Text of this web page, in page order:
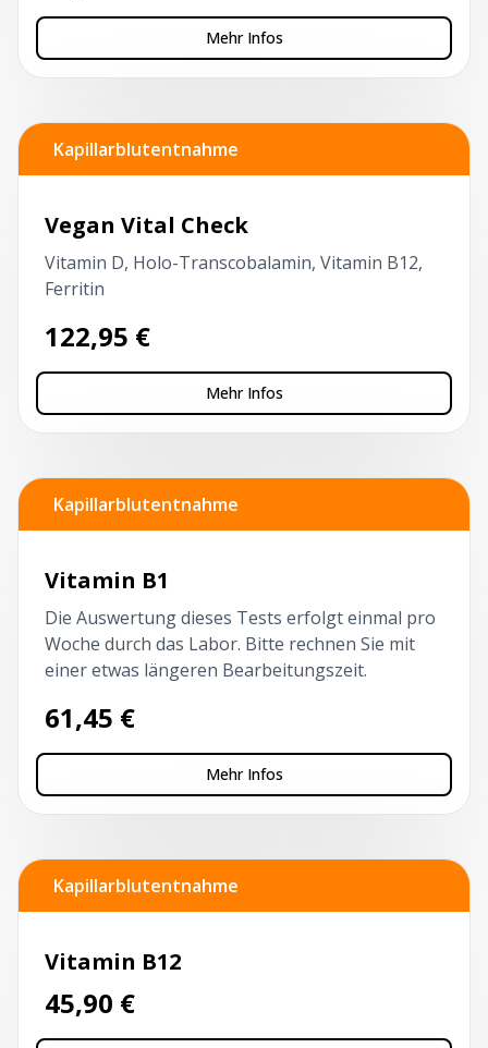
Mehr Infos
Kapillarblutentnahme
Vegan Vital Check
Vitamin D, Holo-Transcobalamin, Vitamin B12,
Ferritin
122,95 €
Mehr Infos
Kapillarblutentnahme
Vitamin B1
Die Auswertung dieses Tests erfolgt einmal pro
Woche durch das Labor. Bitte rechnen Sie mit
einer etwas längeren Bearbeitungszeit.
61,45 €
Mehr Infos
Kapillarblutentnahme
Vitamin B12
45,90 €